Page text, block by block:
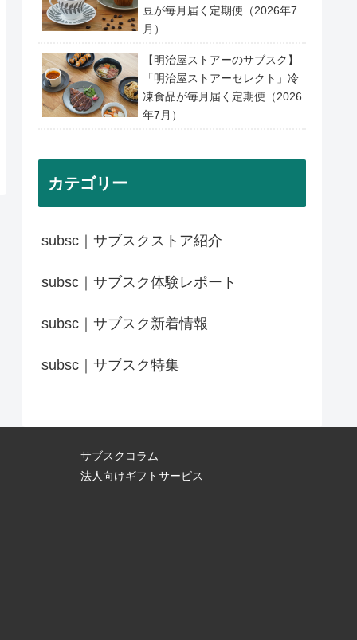
豆が毎月届く定期便（2026年7
月）
【明治屋ストアーのサブスク】
「明治屋ストアーセレクト」冷
凍食品が毎月届く定期便（2026
年7月）
カテゴリー
subsc｜サブスクストア紹介
subsc｜サブスク体験レポート
subsc｜サブスク新着情報
subsc｜サブスク特集
サブスクコラム
法人向けギフトサービス